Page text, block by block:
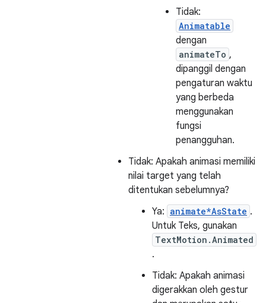
Tidak:
Animatable
dengan
animateTo ,
dipanggil dengan
pengaturan waktu
yang berbeda
menggunakan
fungsi
penangguhan.
Tidak: Apakah animasi memiliki
nilai target yang telah
ditentukan sebelumnya?
Ya: animate*AsState .
Untuk Teks, gunakan
TextMotion.Animated
.
Tidak: Apakah animasi
digerakkan oleh gestur